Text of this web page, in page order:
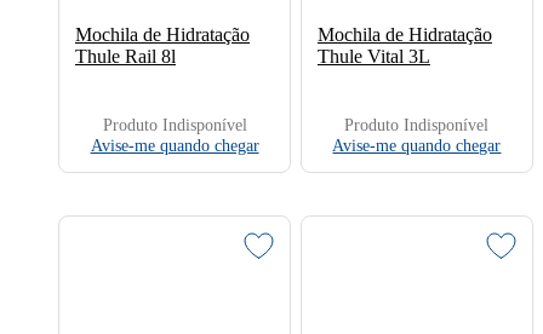
Mochila de Hidratação
Thule Rail 8l
Produto Indisponível
Avise-me quando chegar
Mochila de Hidratação
Thule Vital 3L
Produto Indisponível
Avise-me quando chegar